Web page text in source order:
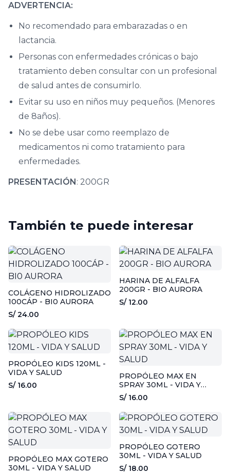
ADVERTENCIA:
No recomendado para embarazadas o en
lactancia.
Personas con enfermedades crónicas o bajo
tratamiento deben consultar con un profesional
de salud antes de consumirlo.
Evitar su uso en niños muy pequeños. (Menores
de 8años).
No se debe usar como reemplazo de
medicamentos ni como tratamiento para
enfermedades.
PRESENTACIÓN: 200GR
También te puede interesar
COLÁGENO HIDROLIZADO
100CÁP - BI0 AURORA
S/ 24.00
HARINA DE ALFALFA
200GR - BIO AURORA
S/ 12.00
PROPÓLEO KIDS 120ML -
VIDA Y SALUD
S/ 16.00
PROPÓLEO MAX EN
SPRAY 30ML - VIDA Y
SALUD
S/ 16.00
PROPÓLEO MAX GOTERO
30ML - VIDA Y SALUD
PROPÓLEO GOTERO
30ML - VIDA Y SALUD
S/ 18.00